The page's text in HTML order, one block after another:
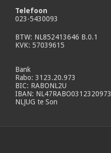
Telefoon
023-5430093
BTW: NL852413646 B.0.1
KVK: 57039615
Bank
Rabo: 3123.20.973
BIC: RABONL2U
IBAN: NL47RABO0312320973
NLJUG te Son